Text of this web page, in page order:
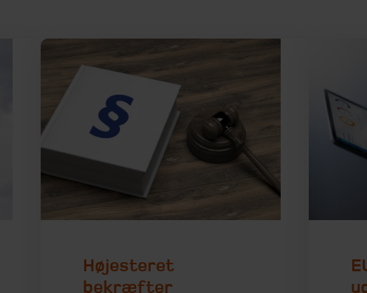
Højesteret
bekræfter